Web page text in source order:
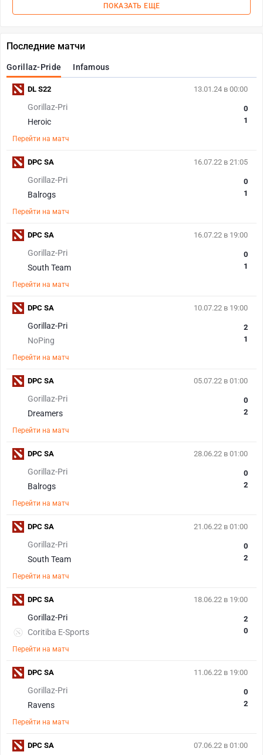
ПОКАЗАТЬ ЕЩЕ
Последние матчи
Gorillaz-Pride Infamous
13.01.24 в 00:00
Gorillaz-Pri
Heroic
0
1
Перейти на матч
DL S22
16.07.22 в 21:05
Gorillaz-Pri
Balrogs
0
1
Перейти на матч
DPC SA
16.07.22 в 19:00
Gorillaz-Pri
South Team
0
1
Перейти на матч
DPC SA
10.07.22 в 19:00
Gorillaz-Pri
NoPing
2
1
Перейти на матч
DPC SA
05.07.22 в 01:00
Gorillaz-Pri
Dreamers
0
2
Перейти на матч
DPC SA
28.06.22 в 01:00
Gorillaz-Pri
Balrogs
0
2
Перейти на матч
DPC SA
21.06.22 в 01:00
Gorillaz-Pri
South Team
0
2
Перейти на матч
DPC SA
18.06.22 в 19:00
Gorillaz-Pri
Coritiba E-Sports
2
0
Перейти на матч
DPC SA
11.06.22 в 19:00
Gorillaz-Pri
Ravens
0
2
Перейти на матч
DPC SA
07.06.22 в 01:00
DPC SA